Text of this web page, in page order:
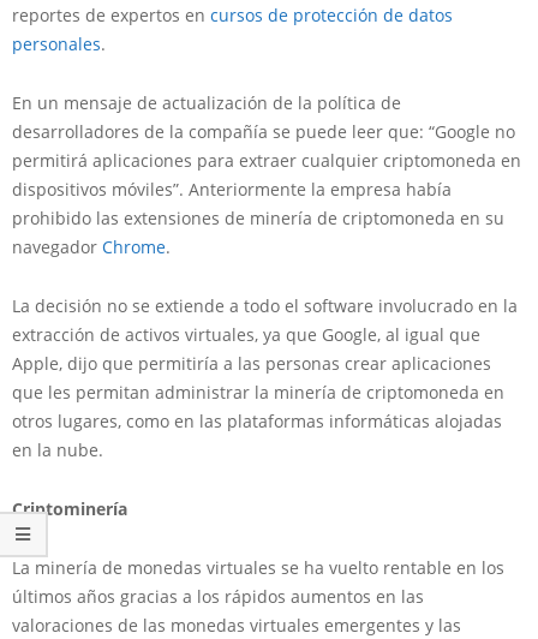
reportes de expertos en cursos de protección de datos
personales.
En un mensaje de actualización de la política de
desarrolladores de la compañía se puede leer que: “Google no
permitirá aplicaciones para extraer cualquier criptomoneda en
dispositivos móviles”. Anteriormente la empresa había
prohibido las extensiones de minería de criptomoneda en su
navegador Chrome.
La decisión no se extiende a todo el software involucrado en la
extracción de activos virtuales, ya que Google, al igual que
Apple, dijo que permitiría a las personas crear aplicaciones
que les permitan administrar la minería de criptomoneda en
otros lugares, como en las plataformas informáticas alojadas
en la nube.
Criptominería
La minería de monedas virtuales se ha vuelto rentable en los
últimos años gracias a los rápidos aumentos en las
valoraciones de las monedas virtuales emergentes y las